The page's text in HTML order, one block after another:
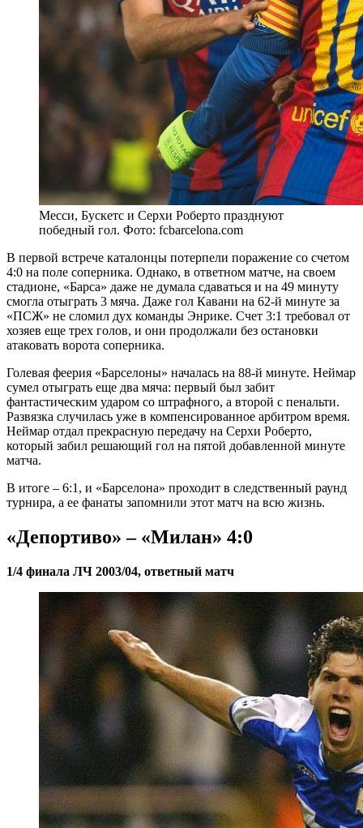
Месси, Бускетс и Серхи Роберто празднуют
победный гол. Фото: fcbarcelona.com
В первой встрече каталонцы потерпели поражение со счетом
4:0 на поле соперника. Однако, в ответном матче, на своем
стадионе, «Барса» даже не думала сдаваться и на 49 минуту
смогла отыграть 3 мяча. Даже гол Кавани на 62-й минуте за
«ПСЖ» не сломил дух команды Энрике. Счет 3:1 требовал от
хозяев еще трех голов, и они продолжали без остановки
атаковать ворота соперника.
Голевая феерия «Барселоны» началась на 88-й минуте. Неймар
сумел отыграть еще два мяча: первый был забит
фантастическим ударом со штрафного, а второй с пенальти.
Развязка случилась уже в компенсированное арбитром время.
Неймар отдал прекрасную передачу на Серхи Роберто,
который забил решающий гол на пятой добавленной минуте
матча.
В итоге – 6:1, и «Барселона» проходит в следственный раунд
турнира, а ее фанаты запомнили этот матч на всю жизнь.
«Депортиво» – «Милан» 4:0
1/4 финала ЛЧ 2003/04, ответный матч